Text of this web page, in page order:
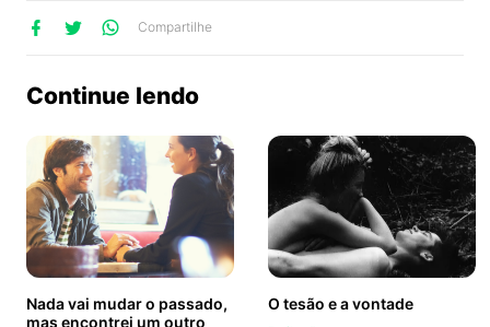
Compartilhe
Continue lendo
Nada vai mudar o passado,
mas encontrei um outro
O tesão e a vontade